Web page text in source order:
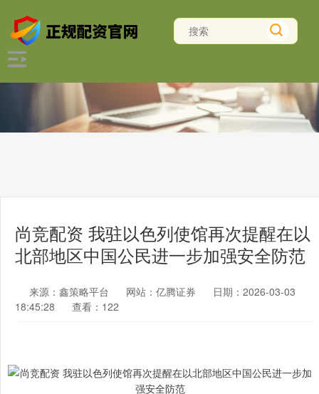
尚竞配资 我驻以色列使馆再次提醒在以
北部地区中国公民进一步加强安全防范
来源：鑫策略平台 网站：亿腾证券
日期：2026-03-03
18:45:28
查看：122